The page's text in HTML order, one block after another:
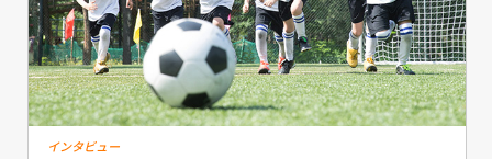
インタビュー